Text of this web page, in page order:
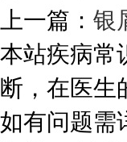
上一篇： 银
本站疾病常
断，在医生
如有问题需